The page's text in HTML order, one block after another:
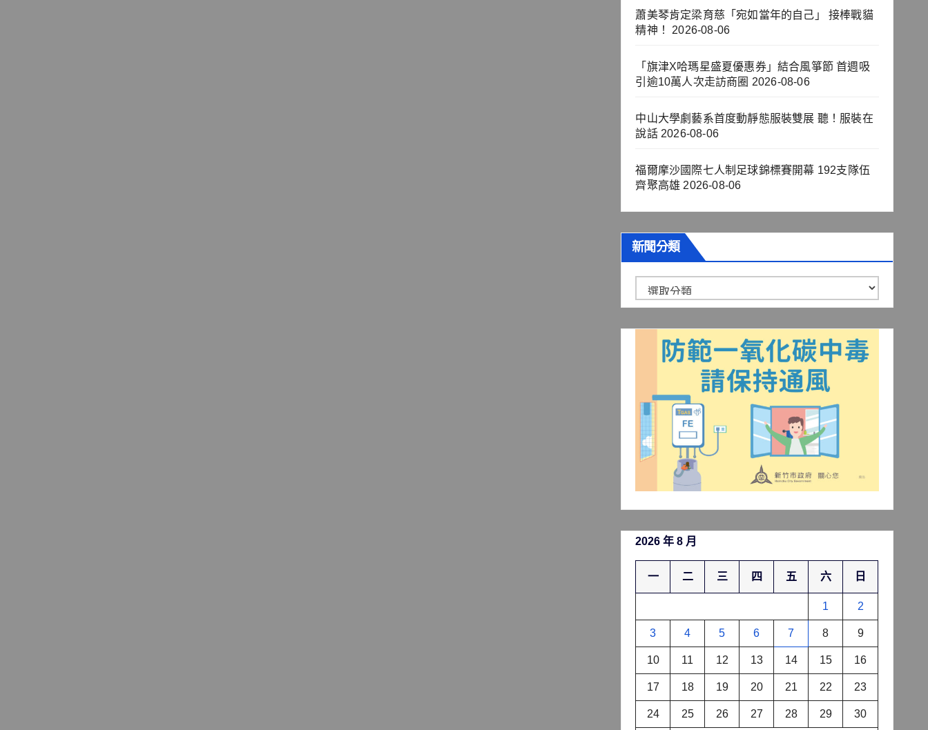
蕭美琴肯定梁育慈「宛如當年的自己」 接棒戰貓
精神！
2026-08-06
「旗津X哈瑪星盛夏優惠券」結合風箏節 首週吸
引逾10萬人次走訪商圈 2026-08-06
中山大學劇藝系首度動靜態服裝雙展 聽！服裝在
說話 2026-08-06
福爾摩沙國際七人制足球錦標賽開幕 192支隊伍
齊聚高雄 2026-08-06
新聞分類
聞
分
2026 年 8 月
一 二 三 四 五 六 日
1 2
3 4 5 6 7 8 9
10 11 12 13 14 15 16
17 18 19 20 21 22 23
24 25 26 27 28 29 30